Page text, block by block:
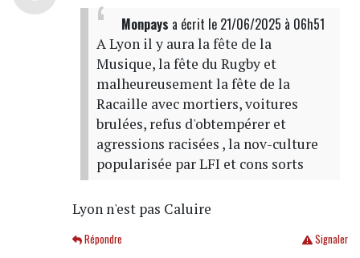
Monpays a écrit le 21/06/2025 à 06h51
A Lyon il y aura la fête de la
Musique, la fête du Rugby et
malheureusement la fête de la
Racaille avec mortiers, voitures
brulées, refus d'obtempérer et
agressions racisées , la nov-culture
popularisée par LFI et cons sorts
Lyon n'est pas Caluire
Signaler
Répondre